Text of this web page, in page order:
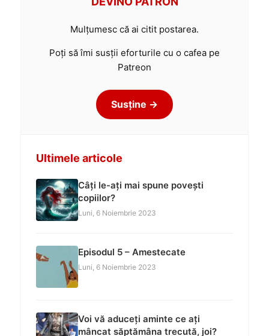
Mulțumesc că ai citit postarea.
Poți să îmi susții eforturile cu o cafea pe
Patreon
Susține →
Ultimele articole
Câți le-ați mai spune povești
copiilor?
Luni, 6 Noiembrie 2023
Episodul 5 – Amestecate
Luni, 6 Noiembrie 2023
Voi vă aduceți aminte ce ați
mâncat săptămâna trecută, joi?